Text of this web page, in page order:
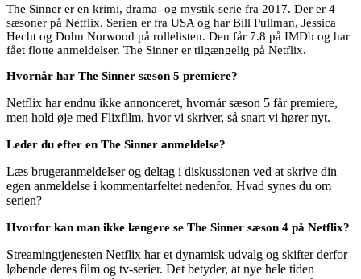
The Sinner er en krimi, drama- og mystik-serie fra 2017. Der er 4
sæsoner på Netflix. Serien er fra USA og har Bill Pullman, Jessica
Hecht og Dohn Norwood på rollelisten. Den får 7.8 på IMDb og har
fået flotte anmeldelser. The Sinner er tilgængelig på Netflix.
Hvornår har The Sinner sæson 5 premiere?
Netflix har endnu ikke annonceret, hvornår sæson 5 får premiere,
men hold øje med Flixfilm, hvor vi skriver, så snart vi hører nyt.
Leder du efter en The Sinner anmeldelse?
Læs brugeranmeldelser og deltag i diskussionen ved at skrive din
egen anmeldelse i kommentarfeltet nedenfor. Hvad synes du om
serien?
Hvorfor kan man ikke længere se The Sinner sæson 4 på Netflix?
Streamingtjenesten Netflix har et dynamisk udvalg og skifter derfor
løbende deres film og tv-serier. Det betyder, at nye hele tiden